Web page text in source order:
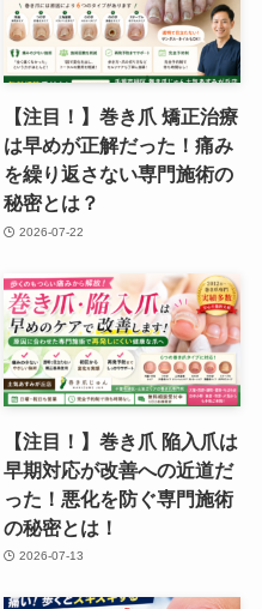
【注目！】巻き爪 矯正治療
は早めが正解だった！痛み
を繰り返さない専門施術の
秘密とは？
2026-07-22
【注目！】巻き爪 陥入爪は
早期対応が改善への近道だ
った！悪化を防ぐ専門施術
の秘密とは！
2026-07-13